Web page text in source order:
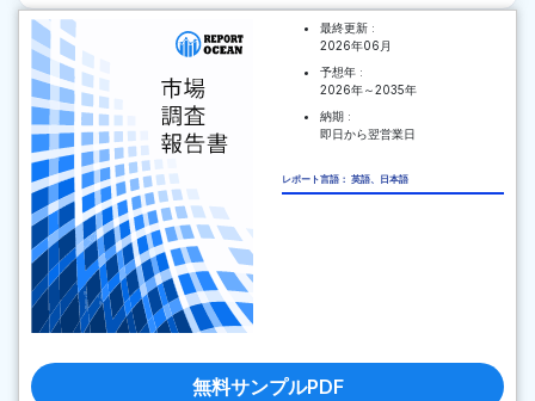
最終更新 :
2026年06月
予想年 :
2026年～2035年
納期 :
即日から翌営業日
レポート言語： 英語、日本語
無料サンプルPDF